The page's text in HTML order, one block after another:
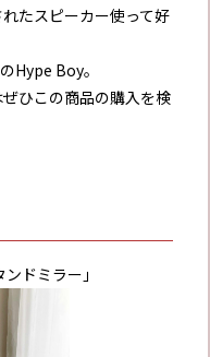
たスピーカー使って好
Hype Boy。
ひこの商品の購入を検
ドミラー」